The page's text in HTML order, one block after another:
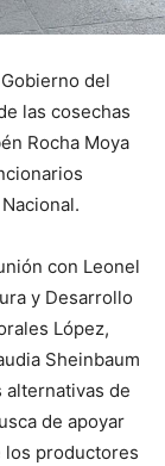
del
las cosechas
Rocha Moya
con Leonel
y Desarrollo
López,
Sheinbaum
alternativas de
de apoyar
los productores